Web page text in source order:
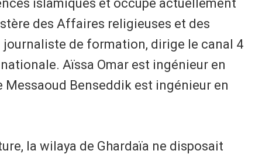
islamiques et occupe actuellement
des Affaires religieuses et des
journaliste de formation, dirige le canal 4
Aïssa Omar est ingénieur en
Benseddik est ingénieur en
la wilaya de Ghardaïa ne disposait